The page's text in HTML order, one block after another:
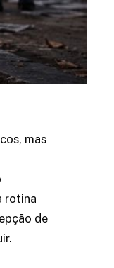
mas
rotina
de